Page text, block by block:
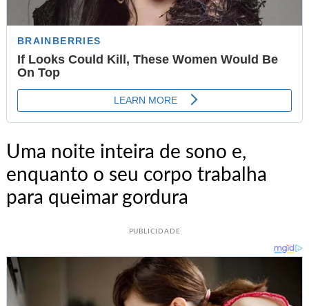
Uma noite inteira de sono e,
enquanto o seu corpo trabalha
para queimar gordura
PUBLICIDADE